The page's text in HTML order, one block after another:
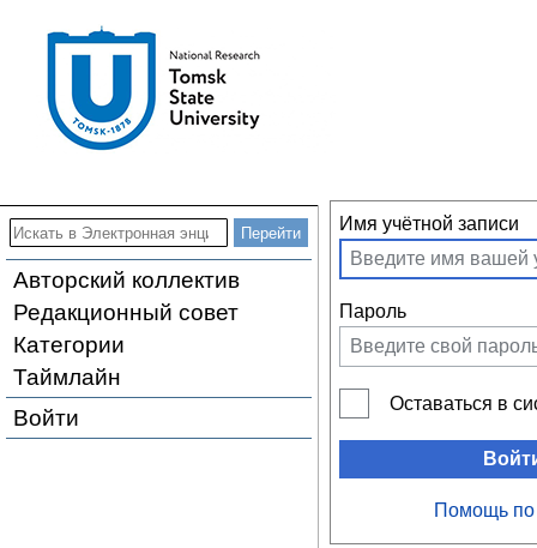
Авторский коллектив
Редакционный совет
Категории
Таймлайн
Войти
Имя учётной записи
Пароль
Оставаться в
Помощь по